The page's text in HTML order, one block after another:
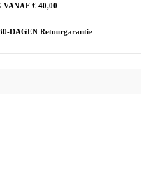
VANAF € 40,00
DAGEN Retourgarantie